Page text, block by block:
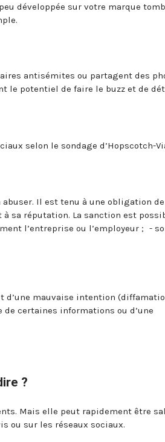
développée sur votre marque
antisémites ou partagent des
le potentiel de faire le buzz et de
selon le sondage d’Hopscotch-
abuser. Il est tenu à une obligation de
sa réputation. La sanction est
l’entreprise ou l’employeur ; -
d’une mauvaise intention
certaines informations ou d’une
?
Mais elle peut rapidement être
ou sur les réseaux sociaux.